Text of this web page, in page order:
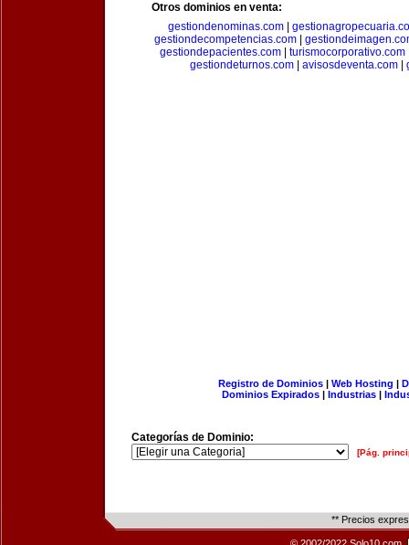
Otros dominios en venta:
gestiondenominas.com|
gestiondecompetencias.com|
gestiondepacientes.com| turismocorporativo.com
gestiondeturnos.com| avisosdeventa.com|
Registro de Dominios| Web Hosting |
Dominios Expirados | Industrias |
Categorías de Dominio:
[Pág.
** Precios